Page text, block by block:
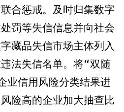
合惩戒。 及时归集数字
罚等失信信息并向社会
藏品失信市场主体列入
法失信名单。将“双随
业信用风险分类结果进
险高的企业加大抽查比